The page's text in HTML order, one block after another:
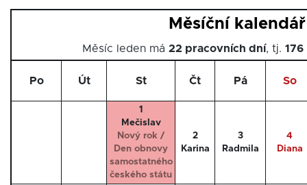
Měsíční
Měsíc leden má 22 pracovních dní, tj.
Po Út St Čt Pá So
1
Mečislav
Nový rok /
Den obnovy
samostatného
českého státu
2
Karina
3
Radmila
4
Diana